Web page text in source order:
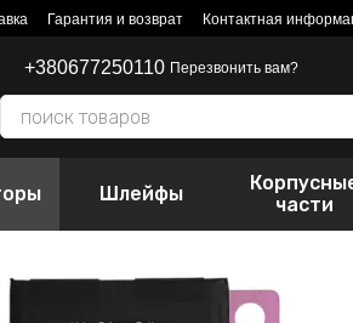
Гарантия и возврат Контактная
+380677250110 Перезвонить вам?
Шлейфы
части